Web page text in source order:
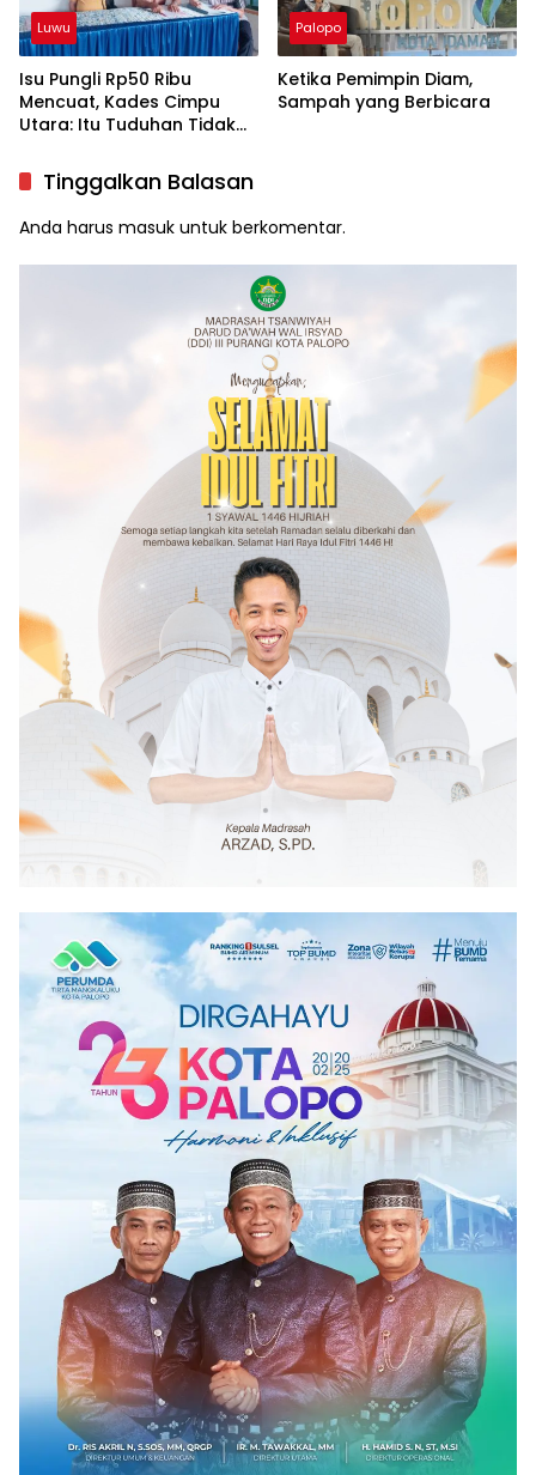
Luwu
Isu Pungli Rp50 Ribu
Mencuat, Kades Cimpu
Utara: Itu Tuduhan Tidak
Palopo
Ketika Pemimpin Diam,
Sampah yang Berbicara
Tinggalkan Balasan
Anda harus masuk untuk berkomentar.